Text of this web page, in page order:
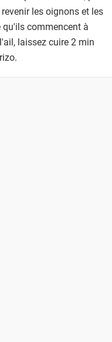
les oignons et les
commencent à
laissez cuire 2 min